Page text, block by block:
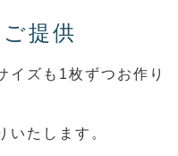
提供
イズも1枚ずつお作り
いたします。